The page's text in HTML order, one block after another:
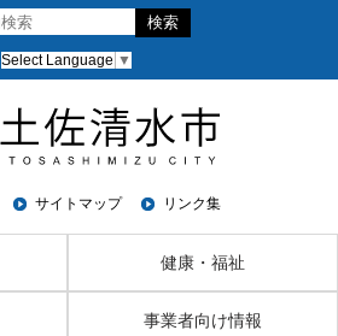
Select Language ▼
サイトマップ リンク集
健康・福祉
事業者向け情報